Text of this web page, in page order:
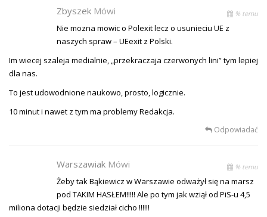
Zbyszek Mówi % temu
Nie mozna mowic o Polexit lecz o usunieciu UE z
naszych spraw – UEexit z Polski.
Im wiecej szaleja medialnie, „przekraczaja czerwonych lini” tym lepiej
dla nas.
To jest udowodnione naukowo, prosto, logicznie.
10 minut i nawet z tym ma problemy Redakcja.
Odpowiadać
Warszawiak Mówi % temu
Żeby tak Bąkiewicz w Warszawie odważył się na marsz
pod TAKIM HASŁEM!!!!! Ale po tym jak wziął od PiS-u 4,5
miliona dotacji będzie siedział cicho !!!!!!